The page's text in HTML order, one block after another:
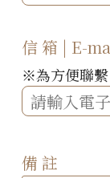
信 箱 | E-
※為方便聯
備 註